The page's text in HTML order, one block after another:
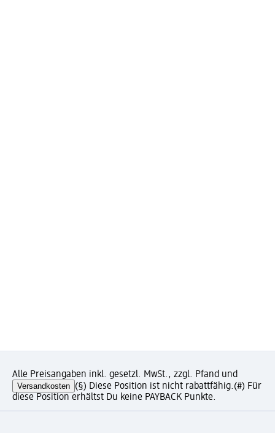
Alle Preisangaben inkl. gesetzl. MwSt., zzgl. Pfand und
Versandkosten (§) Diese Position ist nicht rabattfähig.(#) Für
diese Position erhältst Du keine PAYBACK Punkte.